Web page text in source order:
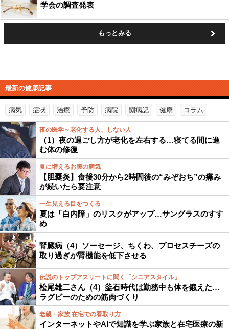
学会の調査発表
もっとみる
最新の健康記事
病気 症状 治療 予防 病院 闘病記 健康 コラム
夜の医学～老化する人、しない人
（1）夜の過ごし方が老化を左右する…寝てる間に進
む体の修復
夏に増えるお腹の病気
【胆嚢炎】食後30分から2時間後の“みぞおち”の痛み
が続いたら要注意
一生見える目をつくる
夏は「白内障」のリスクがアップ…サングラスのすす
め
腎臓病（4）ソーセージ、ちくわ、プロセスチーズの
取り過ぎが腎機能を低下させる
伝説のトップアスリートに聞く「シニアスタイル」
松尾雄二さん（4）釜石時代は勤務中も体を鍛えた…
ラグビーのための筋肉づくり
老親・家族 在宅での看取り方
インターネットやAIで知識を学ぶ家族と在宅医療の新